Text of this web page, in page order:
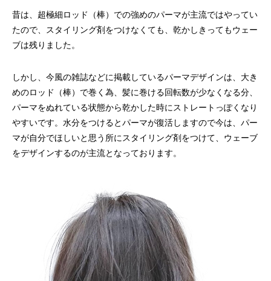
昔は、超極細ロッド（棒）での強めのパーマが主流ではやってい
たので、スタイリング剤をつけなくても、乾かしきってもウェー
ブは残りました。
しかし、今風の雑誌などに掲載しているパーマデザインは、大き
めのロッド（棒）で巻く為、髪に巻ける回転数が少なくなる分、
パーマをぬれている状態から乾かした時にストレートっぽくなり
やすいです。水分をつけるとパーマが復活しますので今は、パー
マが自分でほしいと思う所にスタイリング剤をつけて、ウェーブ
をデザインするのが主流となっております。